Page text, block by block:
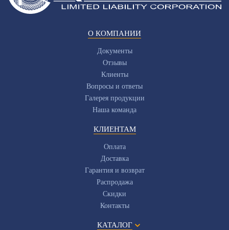
О КОМПАНИИ
Документы
Отзывы
Клиенты
Вопросы и ответы
Галерея продукции
Наша команда
КЛИЕНТАМ
Оплата
Доставка
Гарантия и возврат
Распродажа
Скидки
Контакты
КАТАЛОГ